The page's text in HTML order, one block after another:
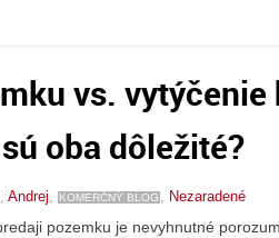
vs. vytýčenie
oba dôležité?
Andrej, KOMERČNÝ BLOG , Nezaradené
pozemku je nevyhnutné